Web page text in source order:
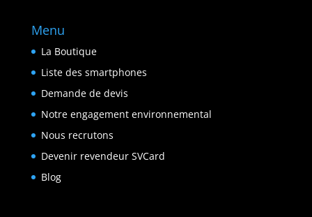
Menu
La Boutique
Liste des smartphones
Demande de devis
Notre engagement environnemental
Nous recrutons
Devenir revendeur SVCard
Blog